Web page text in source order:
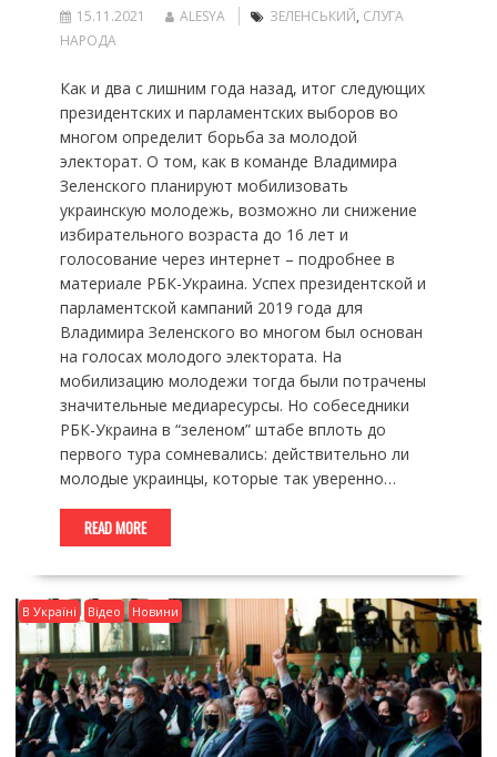
15.11.2021 ALESYA ЗЕЛЕНСЬКИЙ, СЛУГА
НАРОДА
Как и два с лишним года назад, итог следующих
президентских и парламентских выборов во
многом определит борьба за молодой
электорат. О том, как в команде Владимира
Зеленского планируют мобилизовать
украинскую молодежь, возможно ли снижение
избирательного возраста до 16 лет и
голосование через интернет – подробнее в
материале РБК-Украина. Успех президентской и
парламентской кампаний 2019 года для
Владимира Зеленского во многом был основан
на голосах молодого электората. На
мобилизацию молодежи тогда были потрачены
значительные медиаресурсы. Но собеседники
РБК-Украина в “зеленом” штабе вплоть до
первого тура сомневались: действительно ли
молодые украинцы, которые так уверенно…
READ MORE
В Україні Відео Новини